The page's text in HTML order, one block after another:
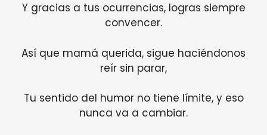
Y gracias a tus ocurrencias, logras siempre
convencer.
Así que mamá querida, sigue haciéndonos
reír sin parar,
Tu sentido del humor no tiene límite, y eso
nunca va a cambiar.